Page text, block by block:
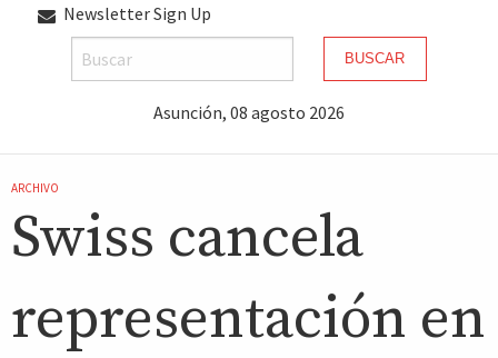
Newsletter Sign Up
BUSCAR
Asunción, 08 agosto 2026
ARCHIVO
Swiss cancela
representación en